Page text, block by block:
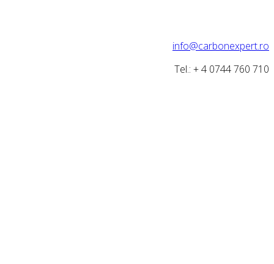
info@carbonexpert.ro
Tel.: + 4 0744 760 710